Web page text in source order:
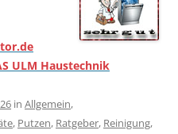
ULM Haustechnik
in Allgemein,
, Putzen, Ratgeber, Reinigung,